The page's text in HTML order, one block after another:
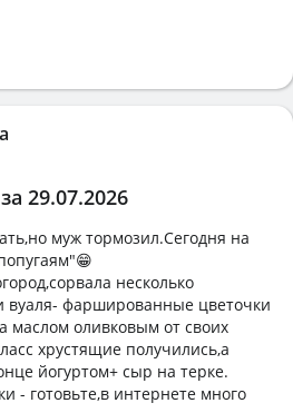
29.07.2026
муж тормозил.Сегодня на
несколько
вуаля- фаршированные цветочки
маслом оливковым от своих
хрустящие получились,а
йогуртом+ сыр на терке.
- готовьте,в интернете много